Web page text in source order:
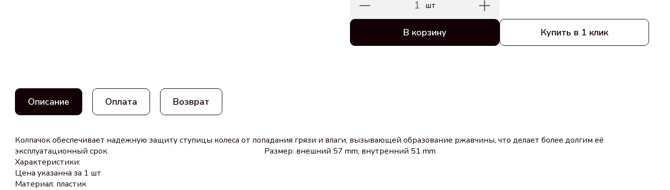
1 шт
В корзину Купить в 1 клик
Описание Оплата Возврат
Колпачок обеспечивает надежную защиту ступицы колеса от попадания грязи и влаги, вызывающей образование ржавчины, что делает более долгим её
эксплуатационный срок. Размер: внешний 57 mm, внутренний 51 mm
Характеристики:
Цена указанна за 1 шт
Материал: пластик